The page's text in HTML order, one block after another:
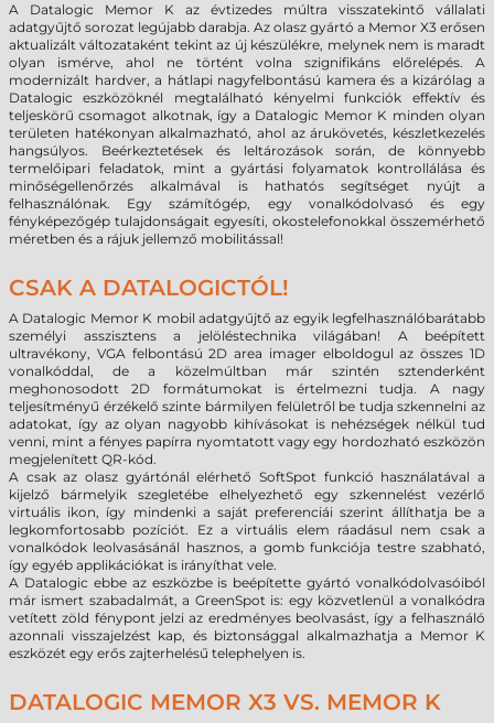
A Datalogic Memor K az évtizedes múltra visszatekintő vállalati
adatgyűjtő sorozat legújabb darabja. Az olasz gyártó a Memor X3 erősen
aktualizált változataként tekint az új készülékre, melynek nem is maradt
olyan ismérve, ahol ne történt volna szignifikáns előrelépés. A
modernizált hardver, a hátlapi nagyfelbontású kamera és a kizárólag a
Datalogic eszközöknél megtalálható kényelmi funkciók effektív és
teljeskörű csomagot alkotnak, így a Datalogic Memor K minden olyan
területen hatékonyan alkalmazható, ahol az árukövetés, készletkezelés
hangsúlyos. Beérkeztetések és leltározások során, de könnyebb
termelőipari feladatok, mint a gyártási folyamatok kontrollálása és
minőségellenőrzés alkalmával is hathatós segítséget nyújt a
felhasználónak. Egy számítógép, egy vonalkódolvasó és egy
fényképezőgép tulajdonságait egyesíti, okostelefonokkal összemérhető
méretben és a rájuk jellemző mobilitással!
CSAK A DATALOGICTÓL!
A Datalogic Memor K mobil adatgyűjtő az egyik legfelhasználóbarátabb
személyi asszisztens a jelöléstechnika világában! A beépített
ultravékony, VGA felbontású 2D area imager elboldogul az összes 1D
vonalkóddal, de a közelmúltban már szintén sztenderként
meghonosodott 2D formátumokat is értelmezni tudja. A nagy
teljesítményű érzékelő szinte bármilyen felületről be tudja szkennelni az
adatokat, így az olyan nagyobb kihívásokat is nehézségek nélkül tud
venni, mint a fényes papírra nyomtatott vagy egy hordozható eszközön
megjelenített QR-kód.
A csak az olasz gyártónál elérhető SoftSpot funkció használatával a
kijelző bármelyik szegletébe elhelyezhető egy szkennelést vezérlő
virtuális ikon, így mindenki a saját preferenciái szerint állíthatja be a
legkomfortosabb pozíciót. Ez a virtuális elem ráadásul nem csak a
vonalkódok leolvasásánál hasznos, a gomb funkciója testre szabható,
így egyéb applikációkat is irányíthat vele.
A Datalogic ebbe az eszközbe is beépítette gyártó vonalkódolvasóiból
már ismert szabadalmát, a GreenSpot is: egy közvetlenül a vonalkódra
vetített zöld fénypont jelzi az eredményes beolvasást, így a felhasználó
azonnali visszajelzést kap, és biztonsággal alkalmazhatja a Memor K
eszközét egy erős zajterhelésű telephelyen is.
DATALOGIC MEMOR X3 VS. MEMOR K